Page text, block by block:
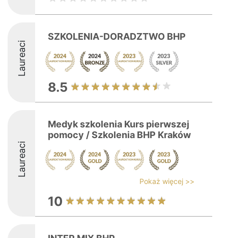
Laureaci
SZKOLENIA-DORADZTWO BHP
8.5
Laureaci
Medyk szkolenia Kurs pierwszej
pomocy / Szkolenia BHP Kraków
Pokaż więcej >>
10